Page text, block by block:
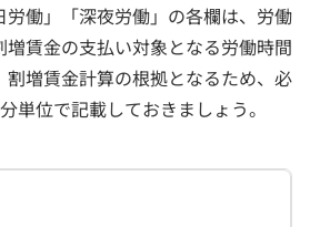
労働」「深夜労働」の各欄は、労働
賃金の支払い対象となる労働時間
増賃金計算の根拠となるため、必
単位で記載しておきましょう。